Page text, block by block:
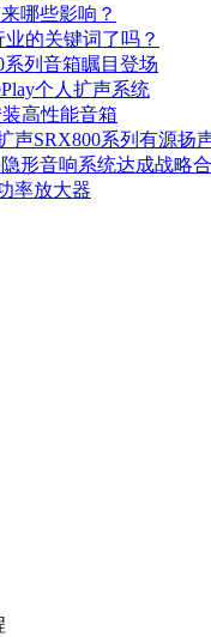
哪些影响？
的关键词了吗？
系列音箱瞩目登场
个人扩声系统
高性能音箱
声SRX800系列有源扬
形音响系统达成战略
率放大器